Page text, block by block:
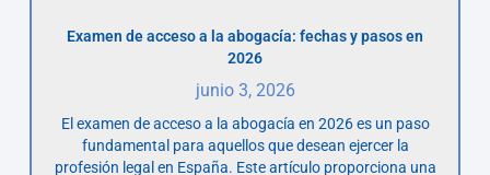
Examen de acceso a la abogacía: fechas y pasos en
2026
junio 3, 2026
El examen de acceso a la abogacía en 2026 es un paso
fundamental para aquellos que desean ejercer la
profesión legal en España. Este artículo proporciona una